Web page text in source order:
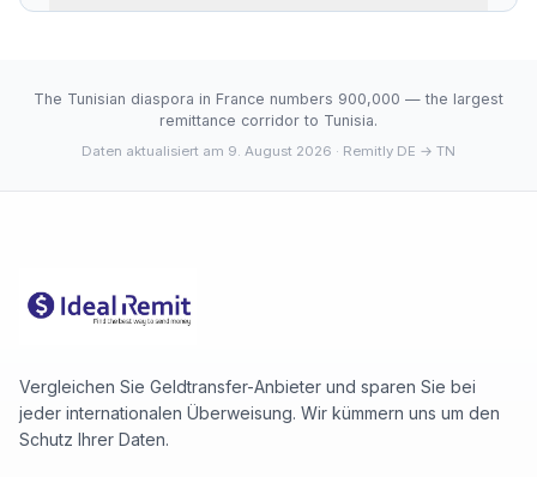
EUR). Der Vorteil von Remitly ist die Bargeldauszahlung
The Tunisian diaspora in France numbers 900,000 — the largest
remittance corridor to Tunisia.
Daten aktualisiert am 9. August 2026 · Remitly DE → TN
Vergleichen Sie Geldtransfer-Anbieter und sparen Sie bei
jeder internationalen Überweisung. Wir kümmern uns um den
Schutz Ihrer Daten.